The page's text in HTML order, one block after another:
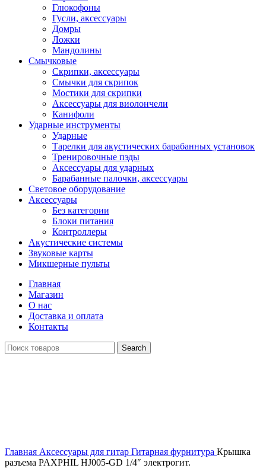
Глюкофоны
Гусли, аксессуары
Домры
Ложки
Мандолины
Смычковые
Скрипки, аксессуары
Смычки для скрипок
Мостики для скрипки
Аксессуары для виолончели
Канифоли
Ударные инструменты
Ударные
Тарелки для акустических барабанных установок
Тренировочные пэды
Аксессуары для ударных
Барабанные палочки, аксессуары
Световое оборудование
Аксессуары
Без категории
Блоки питания
Контроллеры
Акустические системы
Звуковые карты
Микшерные пульты
Главная
Магазин
О нас
Доставка и оплата
Контакты
Search
Главная Аксессуары для гитар Гитарная фурнитура Крышка
разъема PAXPHIL HJ005-GD 1/4″ электрогит.